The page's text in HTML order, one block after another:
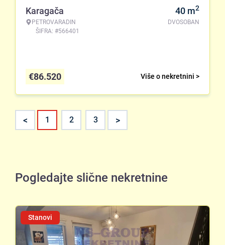
Karagača
PETROVARADIN
ŠIFRA: #566401
40 m2
DVOSOBAN
Više o nekretnini >
€86.520
< 1 2 3 >
Pogledajte slične nekretnine
Stanovi